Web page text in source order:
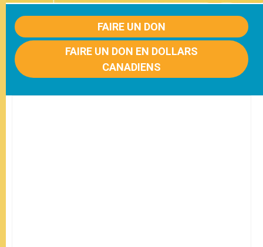
FAIRE UN DON
FAIRE UN DON EN DOLLARS
CANADIENS